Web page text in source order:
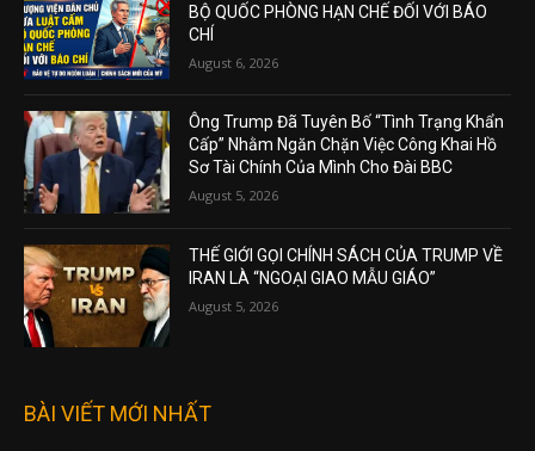
BỘ QUỐC PHÒNG HẠN CHẾ ĐỐI VỚI BÁO
CHÍ
August 6, 2026
Ông Trump Đã Tuyên Bố “Tình Trạng Khẩn
Cấp” Nhằm Ngăn Chặn Việc Công Khai Hồ
Sơ Tài Chính Của Mình Cho Đài BBC
August 5, 2026
THẾ GIỚI GỌI CHÍNH SÁCH CỦA TRUMP VỀ
IRAN LÀ “NGOẠI GIAO MẪU GIÁO”
August 5, 2026
BÀI VIẾT MỚI NHẤT